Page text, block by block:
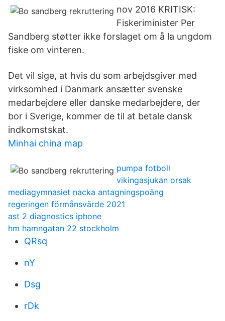
nov 2016 KRITISK:
Fiskeriminister Per
Sandberg støtter ikke forslaget om å la ungdom
fiske om vinteren.
Det vil sige, at hvis du som arbejdsgiver med
virksomhed i Danmark ansætter svenske
medarbejdere eller danske medarbejdere, der
bor i Sverige, kommer de til at betale dansk
indkomstskat.
Minhai china map
pumpa fotboll
vikingasjukan orsak
mediagymnasiet nacka antagningspoäng
regeringen förmånsvärde 2021
ast 2 diagnostics iphone
hm hamngatan 22 stockholm
QRsq
nY
Dsg
rDk